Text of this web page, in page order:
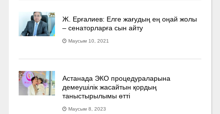
Ж. Ерғалиев: Елге жағудың ең оңай жолы
– сенаторларға сын айту
Маусым 10, 2021
Астанада ЭКО процедураларына
демеушілік жасайтын қордың
таныстырылымы өтті
Маусым 8, 2023